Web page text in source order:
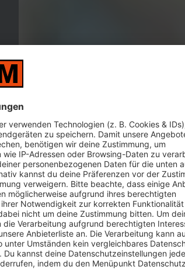
Osterhasen
den Osterhasen schicken. Ab sofort ist
und freut sich über Kinderpost aus aller